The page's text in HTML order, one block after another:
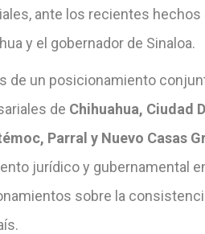
ante los recientes
y el gobernador de Sinaloa.
de un posicionamiento
de Chihuahua, Ciudad
Parral y Nuevo Casas
jurídico y gubernamental
sobre la